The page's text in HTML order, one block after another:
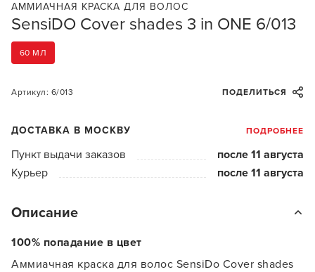
SensiDO Cover shades 3 in ONE 6/013
АММИАЧНАЯ КРАСКА ДЛЯ ВОЛОС
60 МЛ
Артикул: 6/013 ПОДЕЛИТЬСЯ
ДОСТАВКА В МОСКВУ ПОДРОБНЕЕ
Пункт выдачи заказов
после 11 августа
Курьер
после 11 августа
Описание
100% попадание в цвет
Аммиачная краска для волос SensiDo Cover shades